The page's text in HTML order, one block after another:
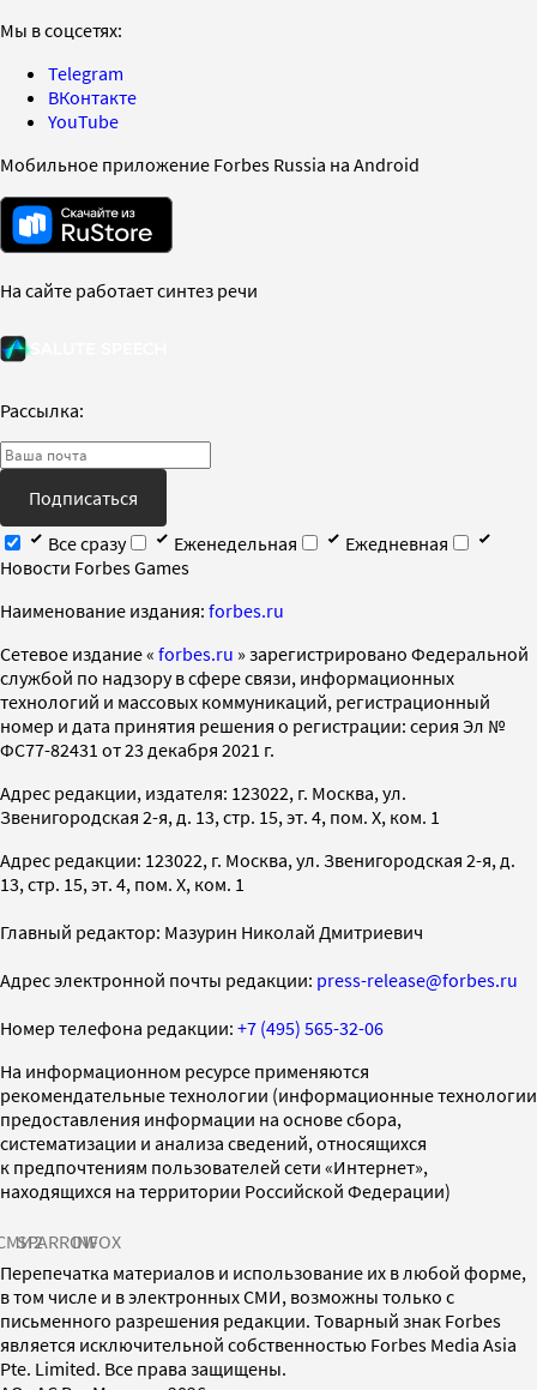
Мы в соцсетях:
Telegram
ВКонтакте
YouTube
Мобильное приложение Forbes Russia на Android
На сайте работает синтез речи
Рассылка:
Подписаться
Все сразу
Еженедельная
Ежедневная
Новости Forbes Games
Наименование издания: forbes.ru
Cетевое издание « forbes.ru » зарегистрировано Федеральной
службой по надзору в сфере связи, информационных
технологий и массовых коммуникаций, регистрационный
номер и дата принятия решения о регистрации: серия Эл №
ФС77-82431 от 23 декабря 2021 г.
Адрес редакции, издателя: 123022, г. Москва, ул.
Звенигородская 2-я, д. 13, стр. 15, эт. 4, пом. X, ком. 1
Адрес редакции: 123022, г. Москва, ул. Звенигородская 2-я, д.
13, стр. 15, эт. 4, пом. X, ком. 1
Главный редактор: Мазурин Николай Дмитриевич
Адрес электронной почты редакции: press-release@forbes.ru
Номер телефона редакции: +7 (495) 565-32-06
На информационном ресурсе применяются
рекомендательные технологии (информационные технологии
предоставления информации на основе сбора,
систематизации и анализа сведений, относящихся
к предпочтениям пользователей сети «Интернет»,
находящихся на территории Российской Федерации)
SPARROWINFOX
Перепечатка материалов и использование их в любой форме,
в том числе и в электронных СМИ, возможны только с
письменного разрешения редакции. Товарный знак Forbes
является исключительной собственностью Forbes Media Asia
Pte. Limited. Все права защищены.